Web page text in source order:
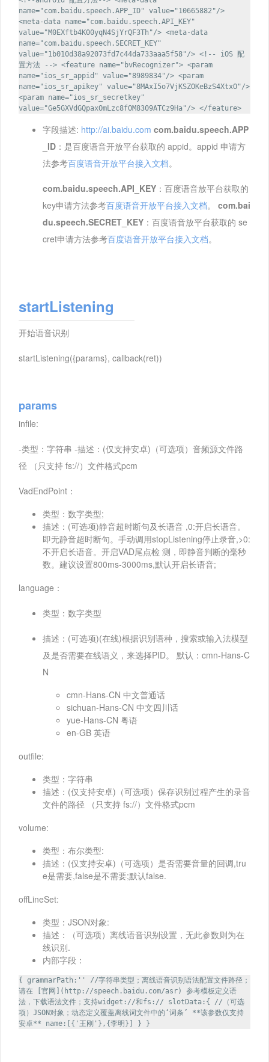
name="com.baidu.speech.APP_ID" value="10665882"/>
<meta-data name="com.baidu.speech.API_KEY"
value="M0EXftb4K00yqN4SjYrQF3Th"/> <meta-data
name="com.baidu.speech.SECRET_KEY"
value="1b010d38a92073fd7c44da733aaa5f58"/> <!-- iOS 配
置方法 --> <feature name="bvRecognizer"> <param
name="ios_sr_appid" value="8989834"/> <param
name="ios_sr_apikey" value="8MAxI5o7VjKSZOKeBzS4XtxO"/>
<param name="ios_sr_secretkey"
value="Ge5GXVdGQpaxOmLzc8fOM8309ATCz9Ha"/> </feature>
字段描述: http://ai.baidu.com com.baidu.speech.APP
_ID ：是百度语音开放平台获取的 appid。appid 申请方
法参考百度语音开放平台接入文档。
com.baidu.speech.API_KEY ：百度语音放平台获取的
key申请方法参考百度语音开放平台接入文档。 com.bai
du.speech.SECRET_KEY ：百度语音放平台获取的 se
cret申请方法参考百度语音开放平台接入文档。
startListening
开始语音识别
startListening({params}, callback(ret))
params
infile:
-类型：字符串 -描述：(仅支持安卓)（可选项）音频源文件路
径 （只支持 fs://）文件格式pcm
VadEndPoint：
类型：数字类型;
描述：(可选项)静音超时断句及长语音 ,0:开启长语音。
即无静音超时断句。手动调用stopListening停止录音,>0:
不开启长语音。开启VAD尾点检 测，即静音判断的毫秒
数。建议设置800ms-3000ms,默认开启长语音;
language：
类型：数字类型
描述：(可选项)(在线)根据识别语种，搜索或输入法模型
及是否需要在线语义，来选择PID。 默认：cmn-Hans-C
N
cmn-Hans-CN 中文普通话
sichuan-Hans-CN 中文四川话
yue-Hans-CN 粤语
en-GB 英语
outfile:
类型：字符串
描述：(仅支持安卓)（可选项）保存识别过程产生的录音
文件的路径 （只支持 fs://）文件格式pcm
volume:
类型：布尔类型:
描述：(仅支持安卓)（可选项）是否需要音量的回调,tru
e是需要,false是不需要;默认false.
offLineSet:
类型：JSON对象:
描述：（可选项）离线语音识别设置，无此参数则为在
线识别.
内部字段：
{ grammarPath:'' //字符串类型；离线语音识别语法配置文件路径；
请在 [官网](http://speech.baidu.com/asr) 参考模板定义语
法，下载语法文件；支持widget://和fs:// slotData:{ //（可选
项）JSON对象；动态定义覆盖离线词文件中的‘词条’ **该参数仅支持
安卓** name:[{'王刚'},{李明}] } }